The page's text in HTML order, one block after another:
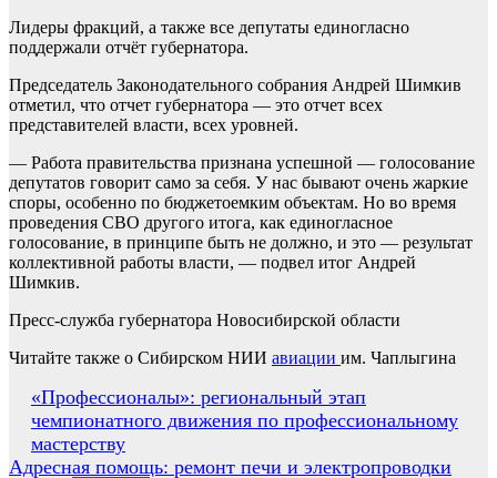
Лидеры фракций, а также все депутаты единогласно
поддержали отчёт губернатора.
Председатель Законодательного собрания Андрей Шимкив
отметил, что отчет губернатора — это отчет всех
представителей власти, всех уровней.
— Работа правительства признана успешной — голосование
депутатов говорит само за себя. У нас бывают очень жаркие
споры, особенно по бюджетоемким объектам. Но во время
проведения СВО другого итога, как единогласное
голосование, в принципе быть не должно, и это — результат
коллективной работы власти, — подвел итог Андрей
Шимкив.
Пресс-служба губернатора Новосибирской области
Читайте также о Сибирском НИИ авиации им. Чаплыгина
Навигация
по
записям
«Профессионалы»: региональный этап
чемпионатного движения по профессиональному
мастерству
Адресная помощь: ремонт печи и электропроводки